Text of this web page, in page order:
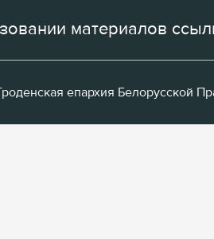
материалов
епархия Белорусской